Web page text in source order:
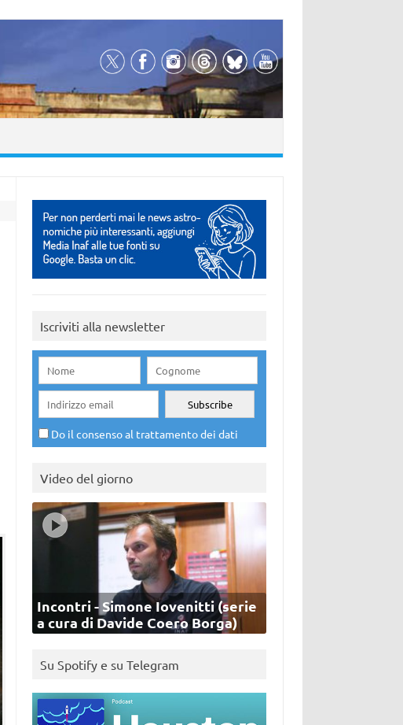
Iscriviti alla newsletter
Do il consenso al trattamento dei dati
Video del giorno
Incontri - Simone Iovenitti (serie
a cura di Davide Coero Borga)
Su Spotify e su Telegram